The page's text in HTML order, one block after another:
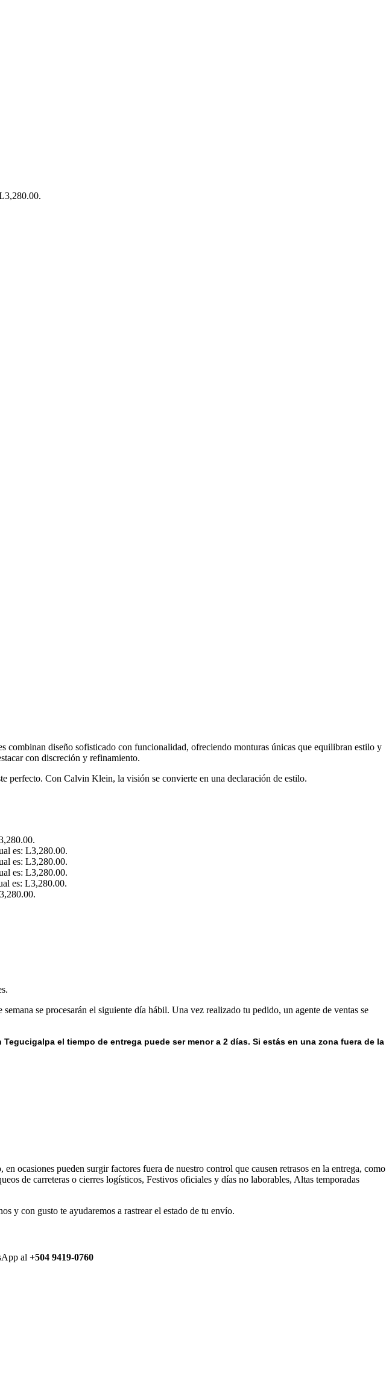
diseño sofisticado con funcionalidad, ofreciendo monturas únicas que equilibran estilo y
con discreción y refinamiento.
perfecto. Con Calvin Klein, la visión se convierte en una declaración de estilo.
es: L3,280.00.
es: L3,280.00.
es: L3,280.00.
es: L3,280.00.
se procesarán el siguiente día hábil. Una vez realizado tu pedido, un agente de ventas se
Tegucigalpa el tiempo de entrega puede ser menor a 2 días. Si estás en una zona fuera de la
ocasiones pueden surgir factores fuera de nuestro control que causen retrasos en la entrega, como
de carreteras o cierres logísticos, Festivos oficiales y días no laborables, Altas temporadas
y con gusto te ayudaremos a rastrear el estado de tu envío.
al +504 9419-0760